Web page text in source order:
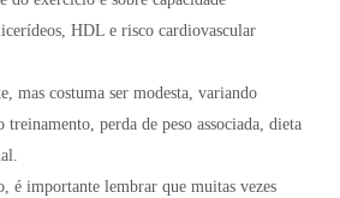
HDL e risco cardiovascular
mas costuma ser modesta, variando
perda de peso associada, dieta
é importante lembrar que muitas vezes